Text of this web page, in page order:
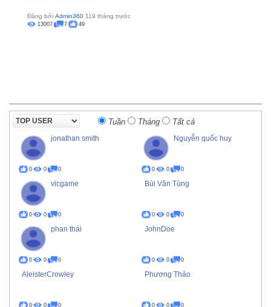
Đăng bởi Admin360 119 tháng trước
13007 7 49
Tuần Tháng Tất cả
jonathan smith
0 0 0
Nguyễn quốc huy
0 0 0
vicgame
0 0 0
Bùi Văn Tùng
0 0 0
phan thái
0 0 0
JohnDoe
0 0 0
AleisterCrowley
0 0 0
Phương Thảo
0 0 0